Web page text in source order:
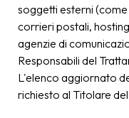
soggetti esterni
corrieri postali,
agenzie di
Responsabili del
L'elenco aggiornato
richiesto al Titolare